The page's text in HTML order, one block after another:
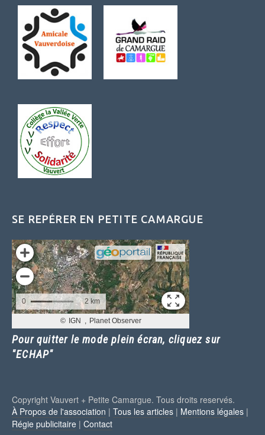
SE REPÉRER EN PETITE CAMARGUE
Pour quitter le mode plein écran, cliquez sur
"ECHAP"
Copyright Vauvert + Petite Camargue. Tous droits reservés.
À Propos de l'association | Tous les articles | Mentions légales |
Régie publicitaire | Contact